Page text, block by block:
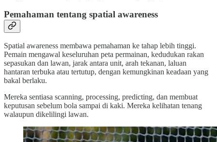
Pemahaman tentang spatial awareness
Spatial awareness membawa pemahaman ke tahap lebih tinggi.
Pemain mengawal keseluruhan peta permainan, kedudukan rakan
sepasukan dan lawan, jarak antara unit, arah tekanan, laluan
hantaran terbuka atau tertutup, dengan kemungkinan keadaan yang
bakal berlaku.
Mereka sentiasa scanning, processing, predicting, dan membuat
keputusan sebelum bola sampai di kaki. Mereka kelihatan tenang
walaupun dikelilingi lawan.